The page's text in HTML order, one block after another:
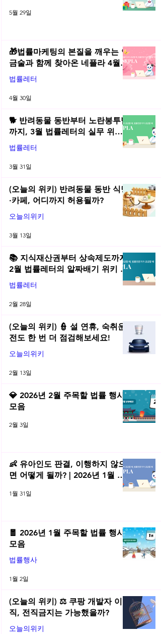
5월 29일
🎁법률마케팅의 본질을 깨우는 연
금술과 함께 찾아온 네플라 4월
법률레터
법률레터
4월 30일
🐕 반려동물 동반부터 노란봉투법
까지, 3월 법률레터의 실무 위키
총정리! | 2026년 3월 네플라 법률
레터
법률레터
3월 31일
(오늘의 위키) 반려동물 동반 식당
·카페, 어디까지 허용될까?
오늘의위키
3월 13일
📚 지식재산권부터 상속제도까지,
2월 법률레터의 알짜배기 위키 모
음! | 2026년 2월 네플라 법률레터
법률레터
2월 28일
(오늘의 위키) 👮 설 연휴, 숙취운
전도 한 번 더 점검해보세요!
오늘의위키
2월 13일
💎 2026년 2월 주목할 법률 행사
모음
2월 3일
👶 유아인도 판결, 이행하지 않으
면 어떻게 될까? | 2026년 1월 네
1월 31일
🧧 2026년 1월 주목할 법률 행사
모음
법률행사
1월 2일
(오늘의 위키) ⚖️ 쿠팡 개발자 이
직, 전직금지는 가능했을까?
오늘의위키